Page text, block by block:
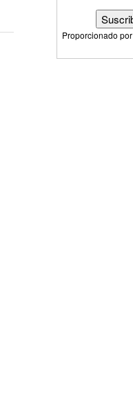
Proporcionado por